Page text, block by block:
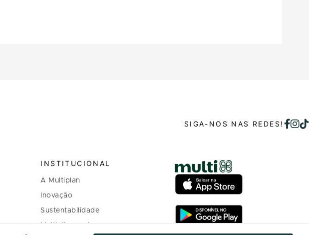
SIGA-NOS NAS REDES!
INSTITUCIONAL
A Multiplan
Inovação
Sustentabilidade
Multiplique o bem